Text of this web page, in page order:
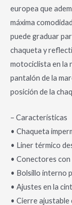
europea que
máxima
puede graduar
chaqueta y
motociclista en la
pantalón de la
posición de la
– Características
• Chaqueta
• Liner térmico
• Conectores
• Bolsillo interno
• Ajustes en la
• Cierre ajustable